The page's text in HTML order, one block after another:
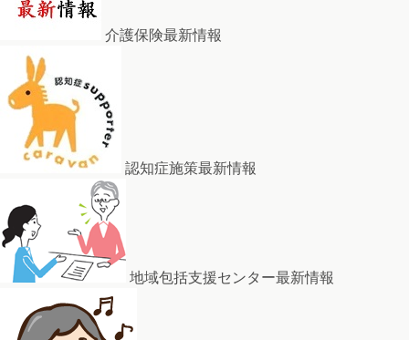
介護保険最新情報
認知症施策最新情報
地域包括支援センター最新情報